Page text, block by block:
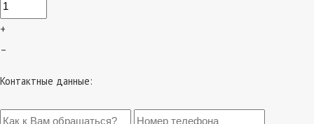
+
–
Контактные данные: